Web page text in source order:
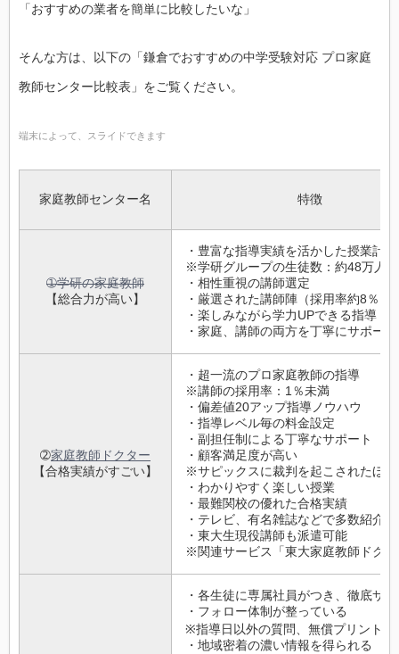
「おすすめの業者を簡単に比較したいな」
そんな方は、以下の「鎌倉でおすすめの中学受験対応 プロ家庭
教師センター比較表」をご覧ください。
端末によって、スライドできます
家庭教師センター名 特徴
➀学研の家庭教師
【総合力が高い】
・豊富な指導実績を活かした授業計画
※学研グループの生徒数：約48万人
・相性重視の講師選定
・厳選された講師陣（採用率約8％）
・楽しみながら学力UPできる指導
・家庭、講師の両方を丁寧にサポート
➁家庭教師ドクター
【合格実績がすごい】
・超一流のプロ家庭教師の指導
※講師の採用率：1％未満
・偏差値20アップ指導ノウハウ
・指導レベル毎の料金設定
・副担任制による丁寧なサポート
・顧客満足度が高い
※サピックスに裁判を起こされたほど
・わかりやすく楽しい授業
・最難関校の優れた合格実績
・テレビ、有名雑誌などで多数紹介
・東大生現役講師も派遣可能
※関連サービス「東大家庭教師ドク
・各生徒に専属社員がつき、徹底サ
・フォロー体制が整っている
※指導日以外の質問、無償プリント配
・地域密着の濃い情報を得られる